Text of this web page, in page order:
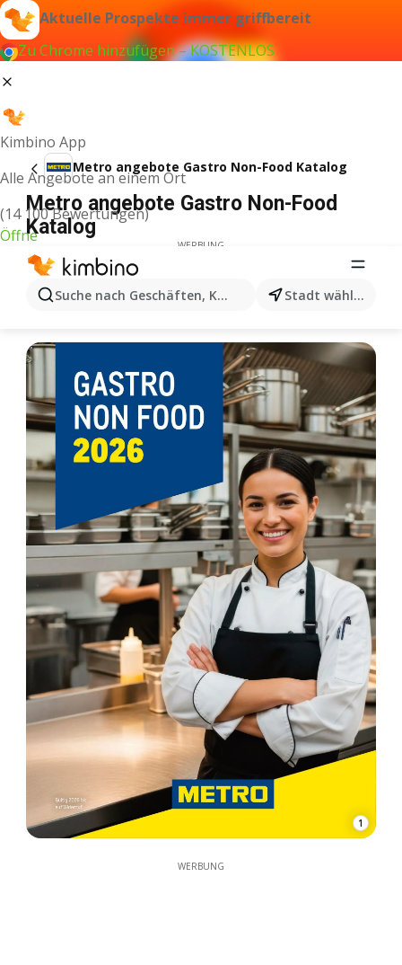
Aktuelle Prospekte immer griffbereit
Zu Chrome hinzufügen – KOSTENLOS
Kimbino App
Alle Angebote an einem Ort
(14 100 Bewertungen)
Öffne
Suche nach Geschäften, Kategorien, Produkten...
Stadt wählen
Metro angebote Gastro Non-Food Katalog
Metro angebote Gastro Non-Food
Katalog
WERBUNG
1
WERBUNG